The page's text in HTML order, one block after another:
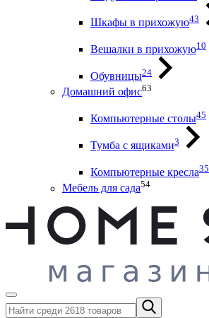
Шкафы в прихожую43
Вешалки в прихожую10
Обувницы24
Домашний офис63
Компьютерные столы45
Тумба с ящиками3
Компьютерные кресла35
Мебель для сада54